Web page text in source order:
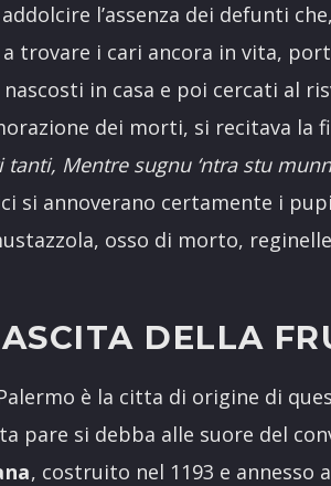
l’assenza dei defunti
a trovare i cari ancora in vita,
nascosti in casa e poi cercati al
dei morti, si recitava la
tanti, Mentre sugnu ‘ntra stu
si annoverano certamente i
osso di morto,
DELLA
è la citta di origine di
pare si debba alle suore del
, costruito nel 1193 e annesso